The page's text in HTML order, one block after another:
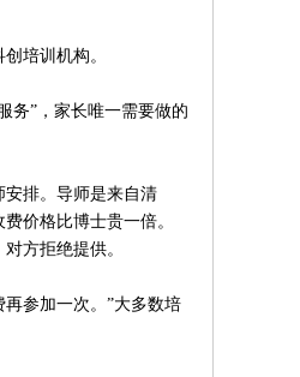
培训机构。
”，家长唯一需要做的
排。导师是来自清
价格比博士贵一倍。
方拒绝提供。
参加一次。”大多数培